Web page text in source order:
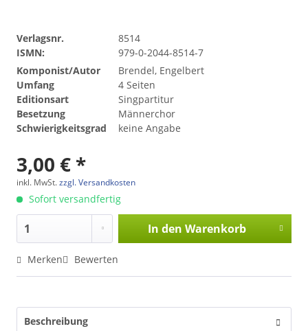
Verlagsnr.
8514
ISMN:
979-0-2044-8514-7
Komponist/Autor
Brendel, Engelbert
Umfang
4 Seiten
Editionsart
Singpartitur
Besetzung
Männerchor
Schwierigkeitsgrad
keine Angabe
3,00 € *
inkl. MwSt.zzgl. Versandkosten
Sofort versandfertig
In den Warenkorb
Merken Bewerten
Beschreibung